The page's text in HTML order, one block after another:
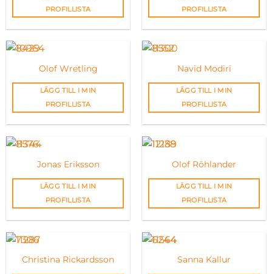
PROFILLISTA
PROFILLISTA
Olof Wretling
LÄGG TILL I MIN
PROFILLISTA
Navid Modiri
LÄGG TILL I MIN
PROFILLISTA
Jonas Eriksson
LÄGG TILL I MIN
PROFILLISTA
Olof Röhlander
LÄGG TILL I MIN
PROFILLISTA
Christina Rickardsson Sanna Kallur